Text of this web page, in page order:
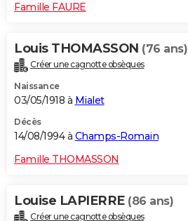
Famille FAURE
Louis THOMASSON (76 ans)
Créer une cagnotte obsèques
Naissance
03/05/1918 à Mialet
Décès
14/08/1994 à Champs-Romain
Famille THOMASSON
Louise LAPIERRE (86 ans)
Créer une cagnotte obsèques